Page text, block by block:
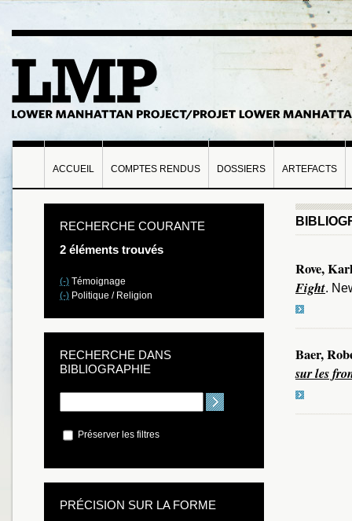
ACCUEIL COMPTES RENDUS DOSSIERS ARTEFACTS
Rove,
Fight.
Baer,
sur les
RECHERCHE COURANTE
2 éléments trouvés
(-) Témoignage
(-) Politique / Religion
RECHERCHE DANS
BIBLIOGRAPHIE
Préserver les filtres
PRÉCISION SUR LA FORME